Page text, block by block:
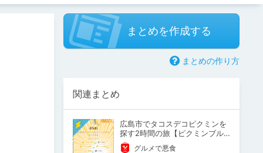
まとめを作成する
まとめの作り方
関連まとめ
広島市でタコスデコピクミンを
探す2時間の旅【ピクミンブル
ーム / Pikmin Bloom】
グルメで悪食